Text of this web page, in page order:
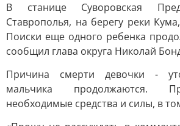
В станице Суворовская
Ставрополья, на берегу реки
Поиски еще одного ребенка
сообщил глава округа Николай
Причина смерти девочки -
мальчика продолжаются.
необходимые средства и силы, в